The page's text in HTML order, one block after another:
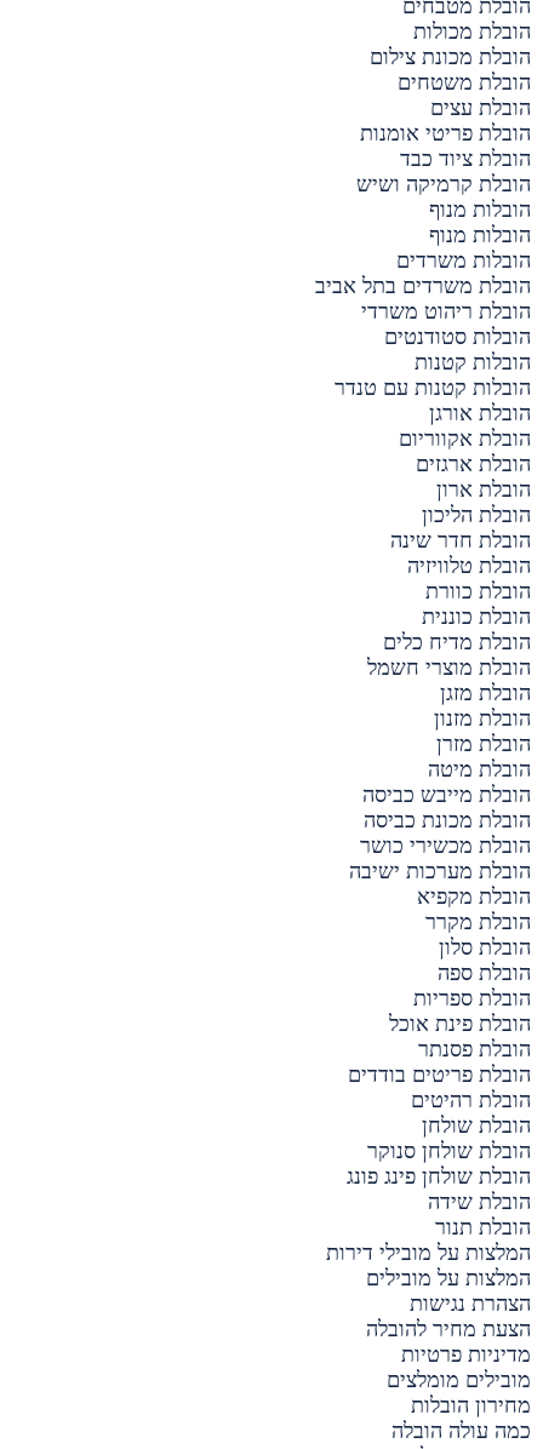
הובלת מטבחים
הובלת מכולות
הובלת מכונת צילום
הובלת משטחים
הובלת עצים
הובלת פריטי אומנות
הובלת ציוד כבד
הובלת קרמיקה ושיש
הובלות מנוף
הובלות מנוף
הובלות משרדים
הובלת משרדים בתל אביב
הובלת ריהוט משרדי
הובלות סטודנטים
הובלות קטנות
הובלות קטנות עם טנדר
הובלת אורגן
הובלת אקווריום
הובלת ארגזים
הובלת ארון
הובלת הליכון
הובלת חדר שינה
הובלת טלוויזיה
הובלת כוורת
הובלת כוננית
הובלת מדיח כלים
הובלת מוצרי חשמל
הובלת מזגן
הובלת מזנון
הובלת מזרן
הובלת מיטה
הובלת מייבש כביסה
הובלת מכונת כביסה
הובלת מכשירי כושר
הובלת מערכות ישיבה
הובלת מקפיא
הובלת מקרר
הובלת סלון
הובלת ספה
הובלת ספריות
הובלת פינת אוכל
הובלת פסנתר
הובלת פריטים בודדים
הובלת רהיטים
הובלת שולחן
הובלת שולחן סנוקר
הובלת שולחן פינג פונג
הובלת שידה
הובלת תנור
המלצות על מובילי דירות
המלצות על מובילים
הצהרת נגישות
הצעת מחיר להובלה
מדיניות פרטיות
מובילים מומלצים
מחירון הובלות
כמה עולה הובלה